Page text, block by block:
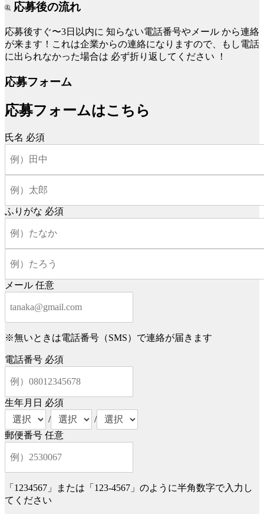
応募後の流れ
応募後すぐ〜3日以内に 知らない電話番号やメール から連絡
が来ます！これは企業からの連絡になりますので、もし電話
に出られなかった場合は 必ず折り返してください ！
応募フォーム
応募フォームはこちら
氏名 必須
ふりがな 必須
メール 任意
※無いときは電話番号（SMS）で連絡が届きます
電話番号 必須
生年月日 必須
/
/
郵便番号 任意
「1234567」または「123-4567」のように半角数字で入力し
てください